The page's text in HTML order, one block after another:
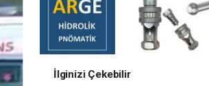
İlginizi Çekebilir